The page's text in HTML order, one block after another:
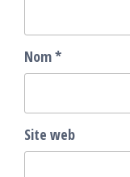
Nom*
Site web